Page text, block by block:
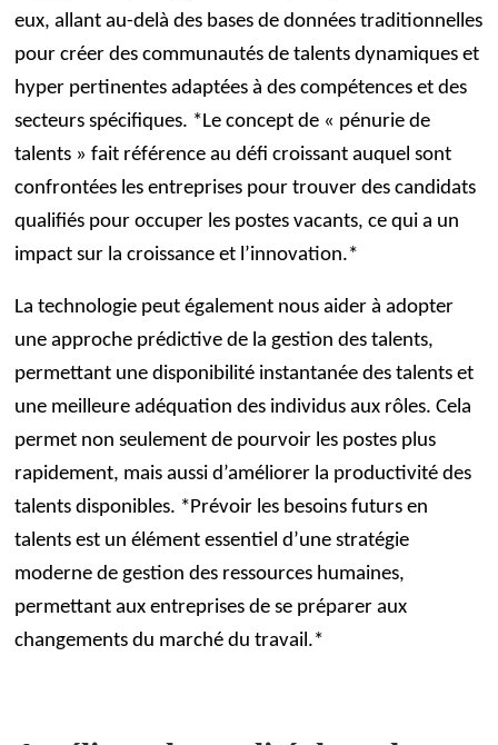
eux, allant au-delà des bases de données traditionnelles
pour créer des communautés de talents dynamiques et
hyper pertinentes adaptées à des compétences et des
secteurs spécifiques. *Le concept de « pénurie de
talents » fait référence au défi croissant auquel sont
confrontées les entreprises pour trouver des candidats
qualifiés pour occuper les postes vacants, ce qui a un
impact sur la croissance et l’innovation.*
La technologie peut également nous aider à adopter
une approche prédictive de la gestion des talents,
permettant une disponibilité instantanée des talents et
une meilleure adéquation des individus aux rôles. Cela
permet non seulement de pourvoir les postes plus
rapidement, mais aussi d’améliorer la productivité des
talents disponibles. *Prévoir les besoins futurs en
talents est un élément essentiel d’une stratégie
moderne de gestion des ressources humaines,
permettant aux entreprises de se préparer aux
changements du marché du travail.*